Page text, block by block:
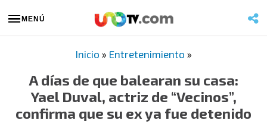
MENÚ
Inicio » Entretenimiento »
A días de que balearan su casa:
Yael Duval, actriz de “Vecinos”,
confirma que su ex ya fue detenido